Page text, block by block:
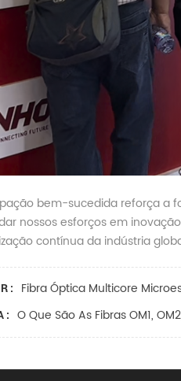
bem-sucedida reforça a
nossos esforços em
contínua da indústria
: Fibra Óptica Multicore
: O Que São As Fibras OM1,